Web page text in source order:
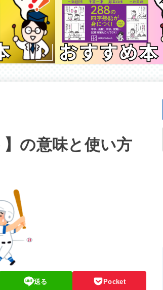
の意味と使い方
送る Pocket